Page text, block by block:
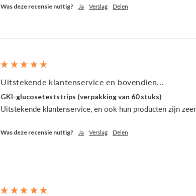
Was deze recensie nuttig? Ja Verslag Delen
Uitstekende klantenservice en bovendien...
GKI-glucoseteststrips (verpakking van 60 stuks)
Uitstekende klantenservice, en ook hun producten zijn
Was deze recensie nuttig? Ja Verslag Delen